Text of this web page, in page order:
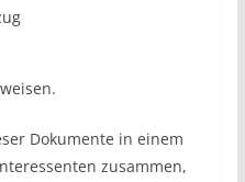
Dokumente in einem
zusammen,